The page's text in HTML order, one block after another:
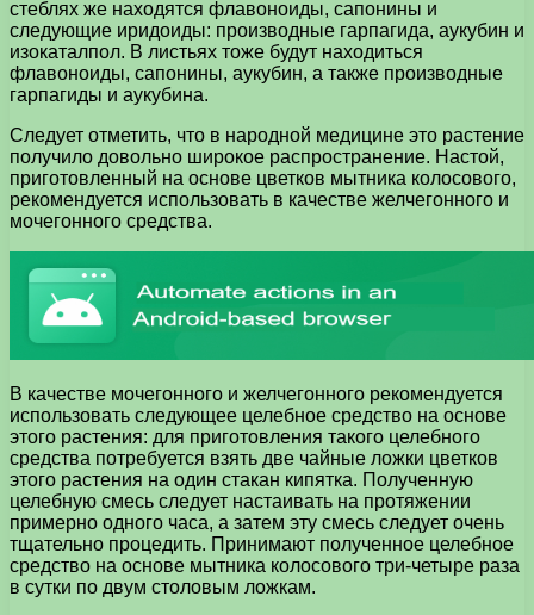
стеблях же находятся флавоноиды, сапонины и
следующие иридоиды: производные гарпагида, аукубин и
изокаталпол. В листьях тоже будут находиться
флавоноиды, сапонины, аукубин, а также производные
гарпагиды и аукубина.
Следует отметить, что в народной медицине это растение
получило довольно широкое распространение. Настой,
приготовленный на основе цветков мытника колосового,
рекомендуется использовать в качестве желчегонного и
мочегонного средства.
В качестве мочегонного и желчегонного рекомендуется
использовать следующее целебное средство на основе
этого растения: для приготовления такого целебного
средства потребуется взять две чайные ложки цветков
этого растения на один стакан кипятка. Полученную
целебную смесь следует настаивать на протяжении
примерно одного часа, а затем эту смесь следует очень
тщательно процедить. Принимают полученное целебное
средство на основе мытника колосового три-четыре раза
в сутки по двум столовым ложкам.